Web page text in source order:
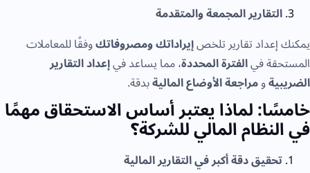
التقارير المجمعة والمتقدمة
يمكنك إعداد تقارير تلخصإيراداتك ومصروفاتكوفقًا للمعاملات
المستحقة فيالفترة المحددة، مما يساعد فيإعداد التقارير
الضريبيةومراجعة الأوضاع الماليةبدقة.
خامسًا: لماذا يعتبر أساس الاستحقاق مهمًا
في النظام المالي للشركة؟
تحقيق دقة أكبر في التقارير المالية